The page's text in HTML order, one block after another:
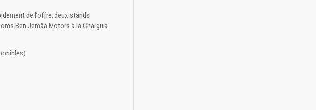
de l’offre, deux stands
Ben Jemâa Motors à la Charguia